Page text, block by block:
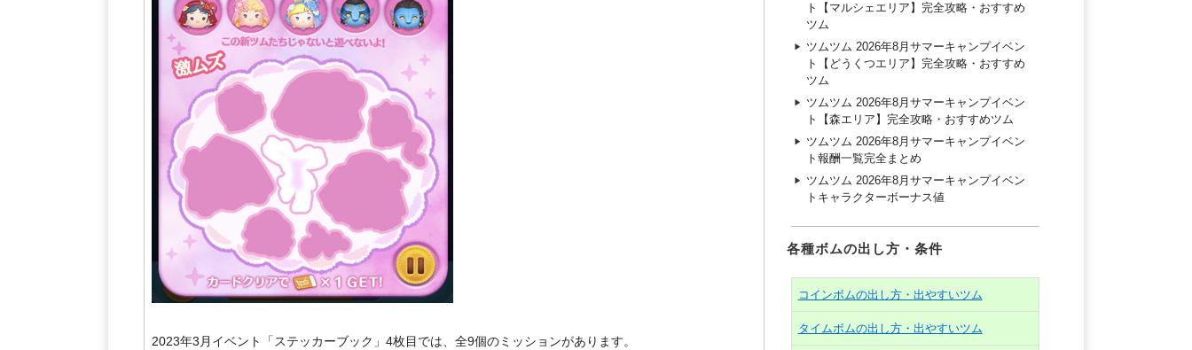
2023年3月イベント「ステッカーブック」4枚目では、全9個のミッションがあります。
ト【マルシェエリア】完全攻略・おすすめ
ツム
ツムツム 2026年8月サマーキャンプイベン
ト【どうくつエリア】完全攻略・おすすめ
ツム
ツムツム 2026年8月サマーキャンプイベン
ト【森エリア】完全攻略・おすすめツム
ツムツム 2026年8月サマーキャンプイベン
ト報酬一覧完全まとめ
ツムツム 2026年8月サマーキャンプイベン
トキャラクターボーナス値
各種ボムの出し方・条件
コインボムの出し方・出やすいツム
タイムボムの出し方・出やすいツム